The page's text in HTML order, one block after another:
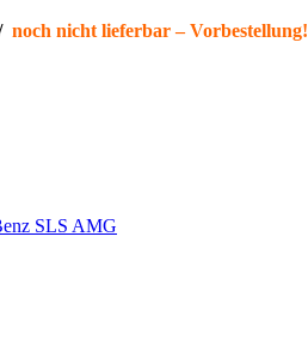
noch nicht lieferbar – Vorbestellung!
SLS AMG